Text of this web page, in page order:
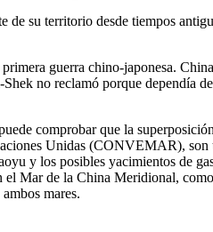
de su territorio desde tiempos
guerra chino-japonesa.
no reclamó porque dependía
comprobar que la
Unidas (CONVEMAR), son
y los posibles yacimientos de
Mar de la China Meridional,
mares.